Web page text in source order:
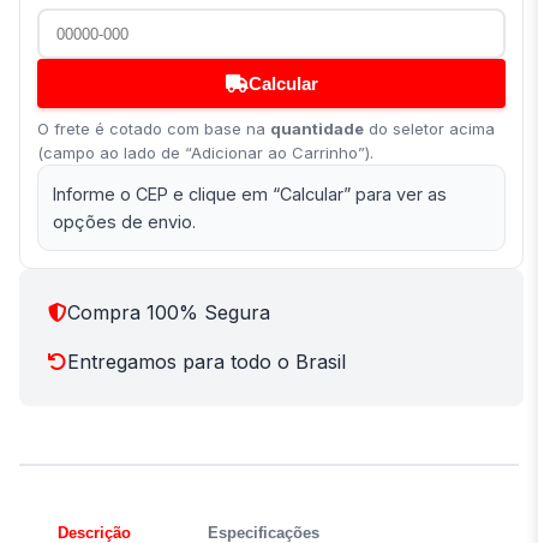
Calcular
O frete é cotado com base na quantidade do seletor acima
(campo ao lado de “Adicionar ao Carrinho”).
Informe o CEP e clique em “Calcular” para ver as
opções de envio.
Compra 100% Segura
Entregamos para todo o Brasil
Descrição Especificações